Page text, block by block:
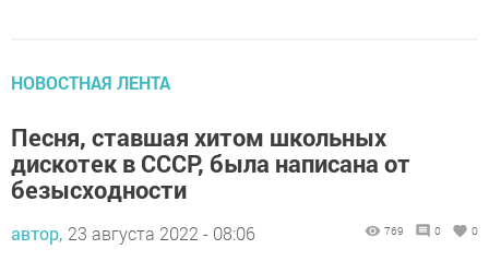
НОВОСТНАЯ ЛЕНТА
Песня, ставшая хитом школьных
дискотек в СССР, была написана от
безысходности
автор, 23 августа 2022 - 08:06 769 0 0